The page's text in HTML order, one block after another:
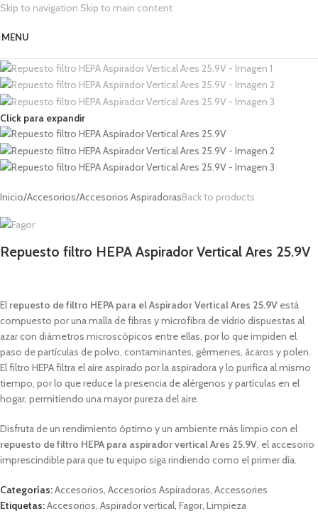
Skip to navigation Skip to main content
MENU
Click para expandir
Inicio/Accesorios/Accesorios AspiradorasBack to products
Repuesto filtro HEPA Aspirador Vertical Ares 25.9V
El repuesto de filtro HEPA para el Aspirador Vertical Ares 25.9V está
compuesto por una malla de fibras y microfibra de vidrio dispuestas al
azar con diámetros microscópicos entre ellas, por lo que impiden el
paso de partículas de polvo, contaminantes, gérmenes, ácaros y polen.
El filtro HEPA filtra el aire aspirado por la aspiradora y lo purifica al mismo
tiempo, por lo que reduce la presencia de alérgenos y partículas en el
hogar, permitiendo una mayor pureza del aire.
Disfruta de un rendimiento óptimo y un ambiente más limpio con el
repuesto de filtro HEPA para aspirador vertical Ares 25.9V, el accesorio
imprescindible para que tu equipo siga rindiendo como el primer día.
Categorías:Accesorios, Accesorios Aspiradoras, Accessories
Etiquetas:Accesorios, Aspirador vertical, Fagor, Limpieza